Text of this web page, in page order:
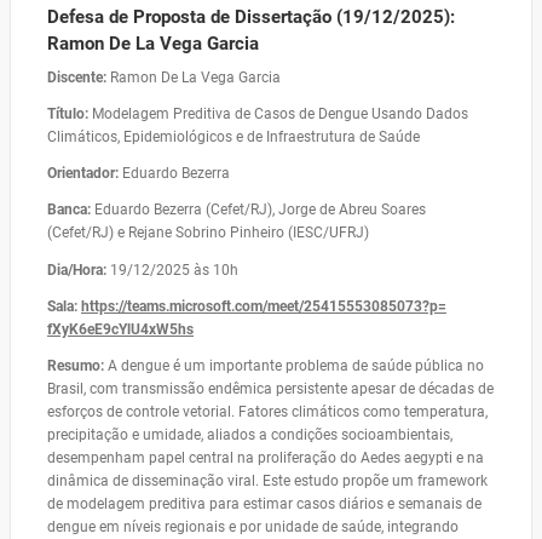
Defesa de Proposta de Dissertação (19/12/2025):
Ramon De La Vega Garcia
Discente: Ramon De La Vega Garcia
Título: Modelagem Preditiva de Casos de Dengue Usando Dados
Climáticos, Epidemiológicos e de Infraestrutura de Saúde
Orientador: Eduardo Bezerra
Banca: Eduardo Bezerra (Cefet/RJ), Jorge de Abreu Soares
(Cefet/RJ) e Rejane Sobrino Pinheiro (IESC/UFRJ)
Dia/Hora: 19/12/2025 às 10h
Sala: https://teams.microsoft.com/meet/25415553085073?p=
fXyK6eE9cYlU4xW5hs
Resumo: A dengue é um importante problema de saúde pública no
Brasil, com transmissão endêmica persistente apesar de décadas de
esforços de controle vetorial. Fatores climáticos como temperatura,
precipitação e umidade, aliados a condições socioambientais,
desempenham papel central na proliferação do Aedes aegypti e na
dinâmica de disseminação viral. Este estudo propõe um framework
de modelagem preditiva para estimar casos diários e semanais de
dengue em níveis regionais e por unidade de saúde, integrando